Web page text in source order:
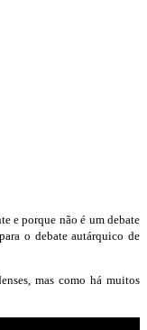
e porque não é um debate
o debate autárquico de
mas como há muitos